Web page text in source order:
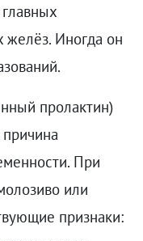
желёз. Иногда он
пролактин)
При
или
признаки: